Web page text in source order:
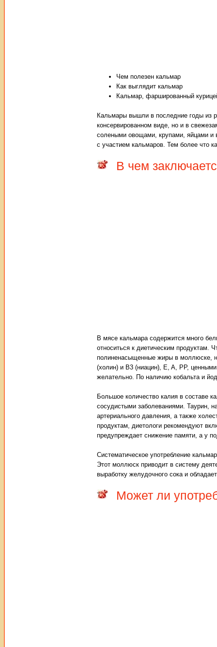
Чем полезен кальмар
Как выглядит кальмар
Кальмар, фаршированный
Кальмары вышли в последние годы из
консервированном виде, но и в
солеными овощами, крупами, яйцами и
с участием кальмаров. Тем более что
В чем
В мясе кальмара содержится много
относиться к диетическим продуктам.
полиненасыщенные жиры в моллюске,
(холин) и B3 (ниацин), E, A, PP,
желательно. По наличию кобальта и
Большое количество калия в составе
сосудистыми заболеваниями. Таурин,
артериального давления, а также
продуктам, диетологи рекомендуют
предупреждает снижение памяти, а у
Систематическое употребление
Этот моллюск приводит в систему
выработку желудочного сока и
Может ли